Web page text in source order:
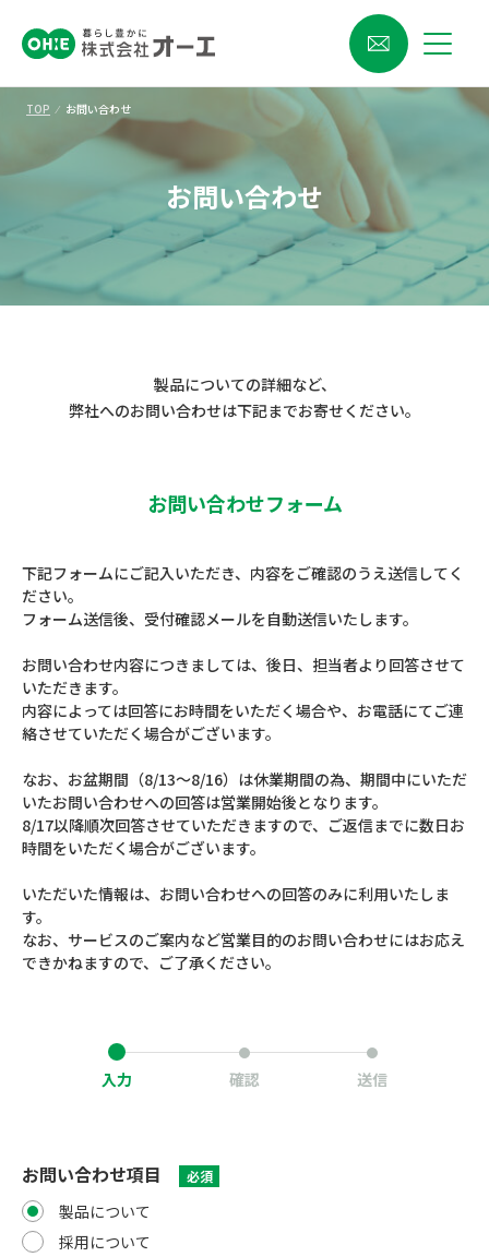
TOP ⁄ お問い合わせ
お問い合わせ
製品についての詳細など、
弊社へのお問い合わせは下記までお寄せください。
お問い合わせフォーム
下記フォームにご記入いただき、内容をご確認のうえ送信してく
ださい。
フォーム送信後、受付確認メールを自動送信いたします。
お問い合わせ内容につきましては、後日、担当者より回答させて
いただきます。
内容によっては回答にお時間をいただく場合や、お電話にてご連
絡させていただく場合がございます。
なお、お盆期間（8/13～8/16）は休業期間の為、期間中にいただ
いたお問い合わせへの回答は営業開始後となります。
8/17以降順次回答させていただきますので、ご返信までに数日お
時間をいただく場合がございます。
いただいた情報は、お問い合わせへの回答のみに利用いたしま
す。
なお、サービスのご案内など営業目的のお問い合わせにはお応え
できかねますので、ご了承ください。
入力 確認 送信
お問い合わせ項目 必須
製品について
採用について